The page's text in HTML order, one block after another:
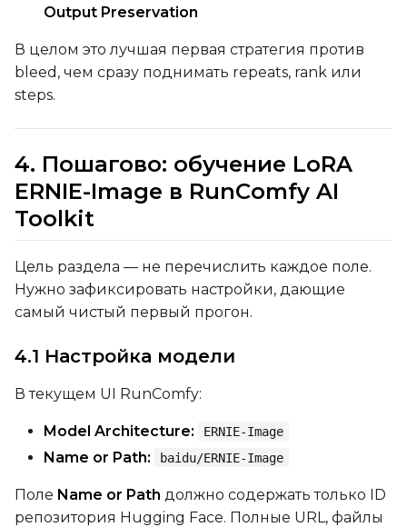
Height
Seed
LoRA Scale
Prompt
Height
Seed
Output Preservation
В целом это лучшая первая стратегия против
bleed, чем сразу поднимать repeats, rank или
steps.
4. Пошагово: обучение LoRA
ERNIE-Image в RunComfy AI
Toolkit
Цель раздела — не перечислить каждое поле.
Нужно зафиксировать настройки, дающие
самый чистый первый прогон.
4.1 Настройка модели
В текущем UI RunComfy:
Model Architecture: ERNIE-Image
Name or Path: baidu/ERNIE-Image
Поле Name or Path должно содержать только ID
репозитория Hugging Face. Полные URL, файлы